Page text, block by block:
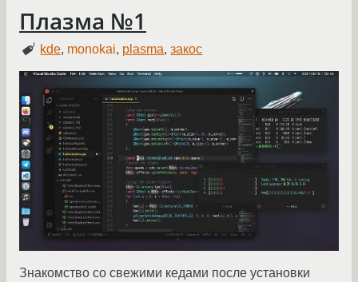
Плазма №1
kde, monokai, plasma,закос
Знакомство со свежими кедами после установки